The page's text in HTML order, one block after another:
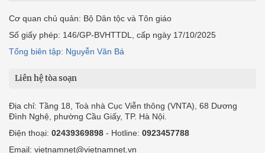
Cơ quan chủ quản: Bộ Dân tộc và Tôn giáo
Số giấy phép: 146/GP-BVHTTDL, cấp ngày 17/10/2025
Tổng biên tập: Nguyễn Văn Bá
Liên hệ tòa soạn
Địa chỉ: Tầng 18, Toà nhà Cục Viễn thông (VNTA), 68 Dương
Đình Nghệ, phường Cầu Giấy, TP. Hà Nội.
Điện thoại: 02439369898 - Hotline: 0923457788
Email: vietnamnet@vietnamnet.vn